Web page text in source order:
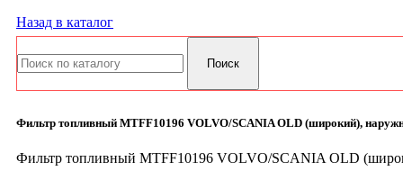
Назад в каталог
Фильтр топливный MTFF10196 VOLVO/SCANIA OLD (широкий),
Фильтр топливный MTFF10196 VOLVO/SCANIA OLD